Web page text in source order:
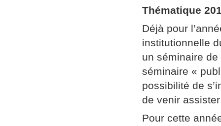
Thématique
Déjà pour
institutionnelle
un séminaire
séminaire «
possibilité de
de venir
Pour cette